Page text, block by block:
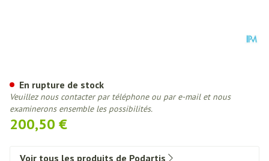
200,50 €
En rupture de stock
Veuillez nous contacter par téléphone ou par e-mail et nous
examinerons ensemble les possibilités.
Voir tous les produits de Podartis